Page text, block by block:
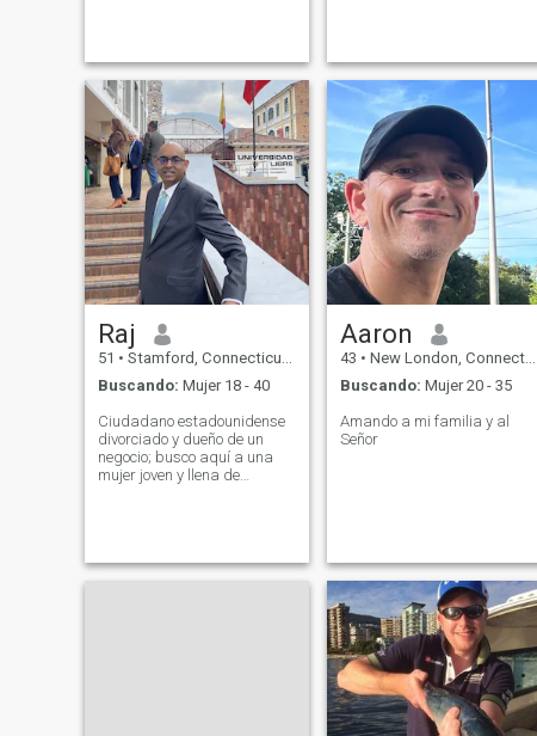
looking for a sincere woma
Raj
51 • Stamford, Connecticut, Estados Unidos
Buscando: Mujer 18 - 40
Ciudadano estadounidense
divorciado y dueño de un
negocio; busco aquí a una
mujer joven y llena de
actividades al aire libre y soy
Aaron
43 • New London, Connecticut, Estados Unidos
Buscando: Mujer 20 - 35
Amando a mi familia y al
Señor